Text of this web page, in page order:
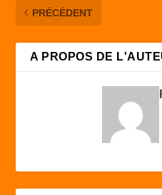
PRÉCÉDENT
A PROPOS DE